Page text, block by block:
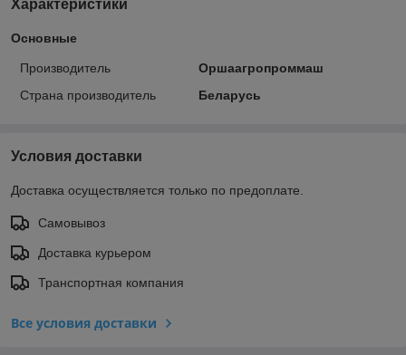
Характеристики
Основные
Производитель
Оршаагропроммаш
Страна производитель
Беларусь
Условия доставки
Доставка осуществляется только по предоплате.
Самовывоз
Доставка курьером
Транспортная компания
Все условия доставки